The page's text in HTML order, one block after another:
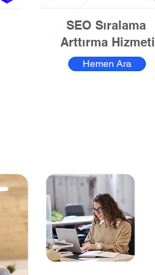
SEO Sıralama
Arttırma Hizmeti
Hemen Ara